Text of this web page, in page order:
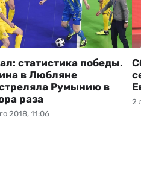
2018, 11:06
статистика победы.
в Любляне
Румынию в
раза
2